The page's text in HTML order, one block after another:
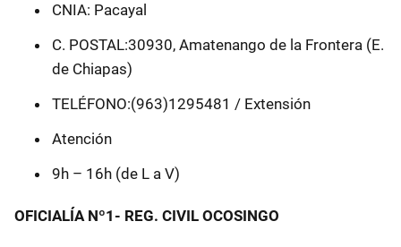
CNIA: Pacayal
C. POSTAL:30930, Amatenango de la Frontera (E.
de Chiapas)
TELÉFONO:(963)1295481 / Extensión
Atención
9h – 16h (de L a V)
OFICIALÍA Nº1- REG. CIVIL OCOSINGO